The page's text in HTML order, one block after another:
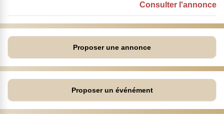
Consulter l'annonce
Proposer une annonce
Proposer un événément